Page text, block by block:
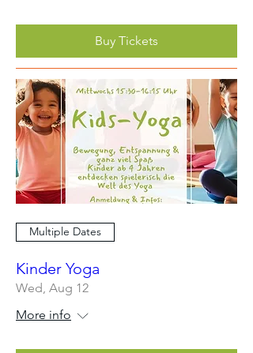
Buy Tickets
Multiple Dates
Kinder Yoga
Wed, Aug 12
More info